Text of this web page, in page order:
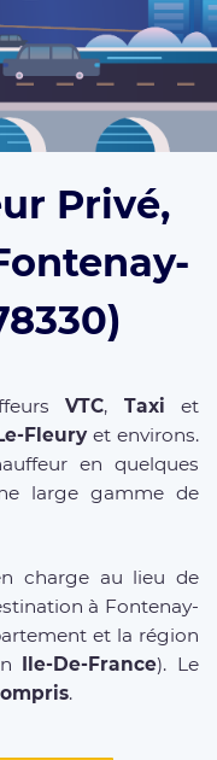
Privé,
VTC, Taxi et
Fleuryet environs.
en quelques
large gamme de
charge au lieu de
à Fontenay-
et la région
Ile-De-France). Le
.